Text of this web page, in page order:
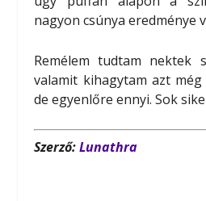
nagyon csúnya eredménye
Remélem tudtam nektek
valamit kihagytam azt
de egyenlőre ennyi. Sok
Szerző:Lunathra